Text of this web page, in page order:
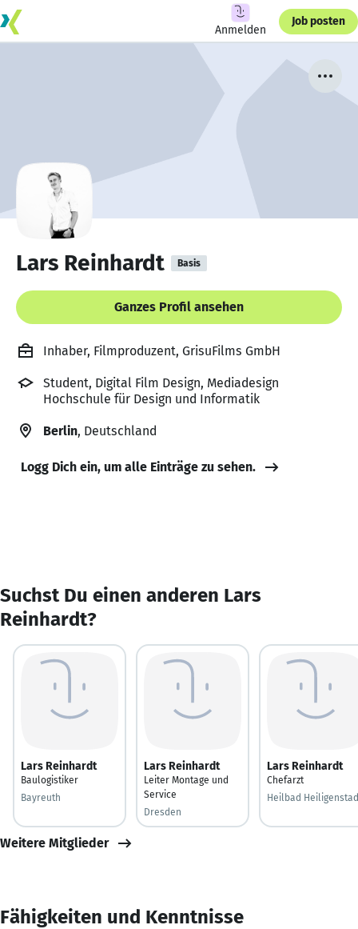
Anmelden
Job posten
Lars Reinhardt Basis
Ganzes Profil ansehen
Inhaber, Filmproduzent, GrisuFilms GmbH
Student, Digital Film Design, Mediadesign
Hochschule für Design und Informatik
Berlin, Deutschland
Logg Dich ein, um alle Einträge zu sehen.
Suchst Du einen anderen Lars
Reinhardt?
Lars Reinhardt
Baulogistiker
Bayreuth
Lars Reinhardt
Leiter Montage und
Service
Dresden
Lars Reinhardt
Chefarzt
Heilbad
Weitere Mitglieder
Fähigkeiten und Kenntnisse